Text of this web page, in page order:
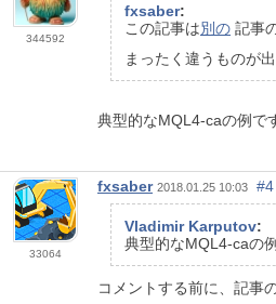
344592
fxsaber:
この記事は別の 記事
まったく違うものが
典型的なMQL4-caの例で
33064
fxsaber 2018.01.25 10:03 #4
Vladimir Karputov:
典型的なMQL4-caの
コメントする前に、記事